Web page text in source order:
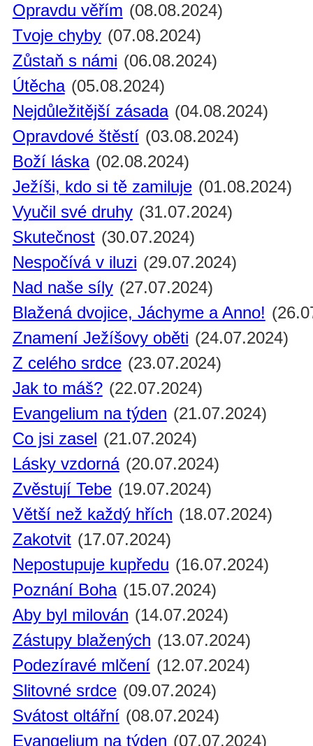
Opravdu věřím (08.08.2024)
Tvoje chyby (07.08.2024)
Zůstaň s námi (06.08.2024)
Útěcha (05.08.2024)
Nejdůležitější zásada (04.08.2024)
Opravdové štěstí (03.08.2024)
Boží láska (02.08.2024)
Ježíši, kdo si tě zamiluje (01.08.2024)
Vyučil své druhy (31.07.2024)
Skutečnost (30.07.2024)
Nespočívá v iluzi (29.07.2024)
Nad naše síly (27.07.2024)
Blažená dvojice, Jáchyme a Anno!
Znamení Ježíšovy oběti (24.07.2024)
Z celého srdce (23.07.2024)
Jak to máš? (22.07.2024)
Evangelium na týden (21.07.2024)
Co jsi zasel (21.07.2024)
Lásky vzdorná (20.07.2024)
Zvěstují Tebe (19.07.2024)
Větší než každý hřích (18.07.2024)
Zakotvit (17.07.2024)
Nepostupuje kupředu (16.07.2024)
Poznání Boha (15.07.2024)
Aby byl milován (14.07.2024)
Zástupy blažených (13.07.2024)
Podezíravé mlčení (12.07.2024)
Slitovné srdce (09.07.2024)
Svátost oltářní (08.07.2024)
Evangelium na týden (07.07.2024)